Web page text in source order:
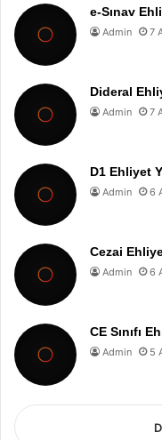
e-Sınav
Admin 7
Dideral
Admin 7
D1 Ehliyet
Admin 6
Cezai
Admin 6
CE Sınıfı
Admin 5